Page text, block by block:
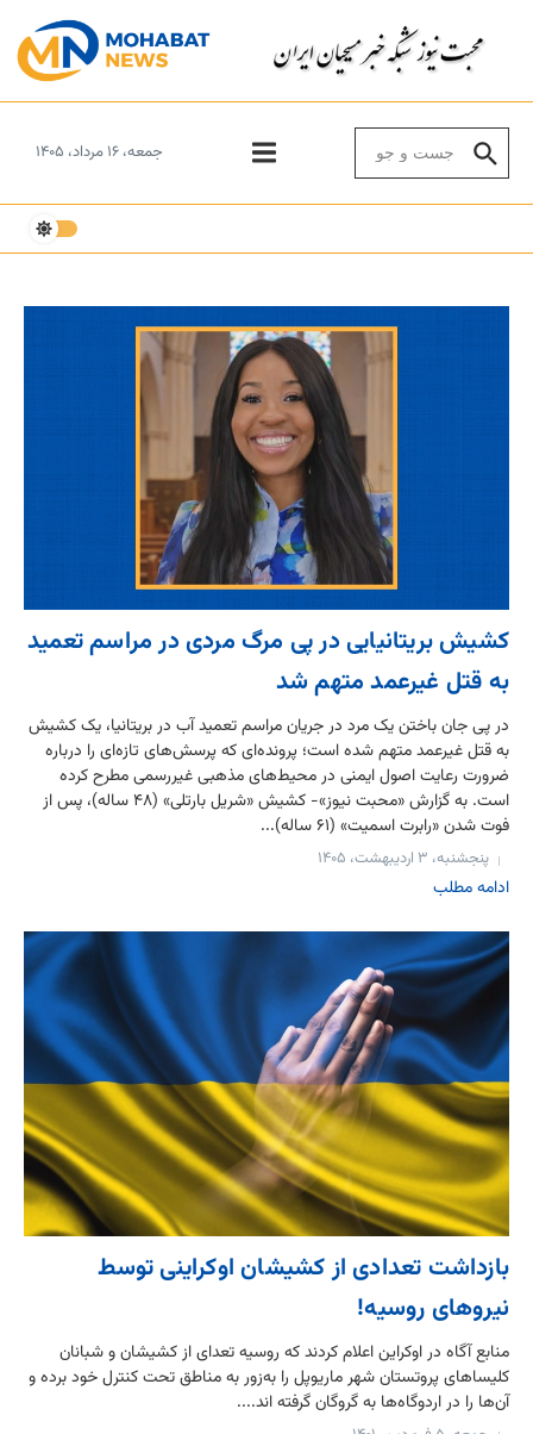
جمعه، ۱۶ مرداد، ۱۴۰۵
کشیش بریتانیایی در پی مرگ مردی در مراسم تعمید
به قتل غیرعمد متهم شد
در پی جان باختن یک مرد در جریان مراسم تعمید آب در بریتانیا، یک کشیش
به قتل غیرعمد متهم شده است؛ پرونده‌ای که پرسش‌های تازه‌ای را درباره
ضرورت رعایت اصول ایمنی در محیط‌های مذهبی غیررسمی مطرح کرده
است. به گزارش «محبت نیوز»- کشیش «شریل بارتلی» (۴۸ ساله)، پس از
فوت شدن «رابرت اسمیت» (۶۱ ساله)...
پنجشنبه، ۳ اردیبهشت، ۱۴۰۵
ادامه مطلب
بازداشت تعدادی از کشیشان اوکراینی توسط
نیروهای روسیه!
منابع آگاه در اوکراین اعلام کردند که روسیه تعدای از کشیشان و شبانان
کلیساهای پروتستان شهر ماریوپل را به‌زور به مناطق تحت کنترل خود برده و
آن‌ها را در اردوگاه‌ها به گروگان گرفته اند....